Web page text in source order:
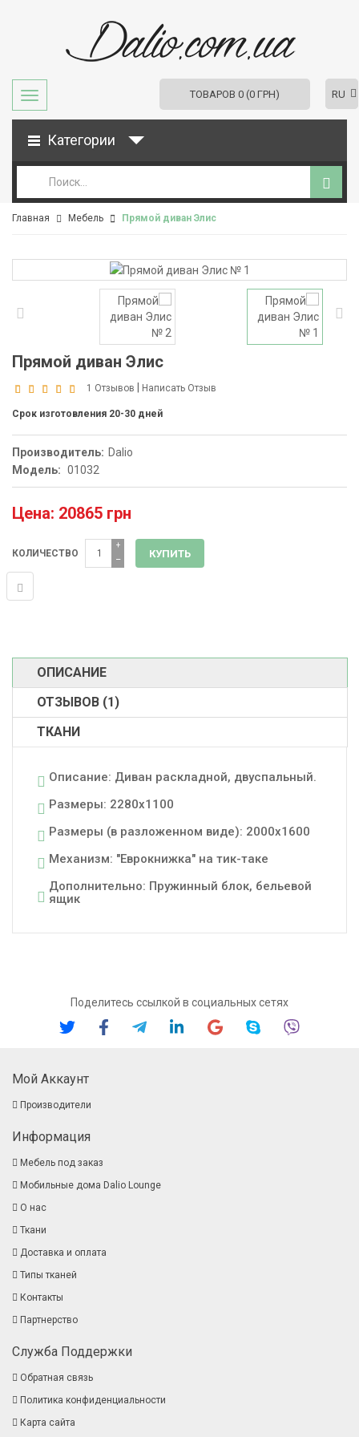
ТОВАРОВ 0 (0 ГРН) RU
Категории
Главная Мебель Прямой диван Элис
Прямой диван Элис
1 Отзывов Написать Отзыв
Срок изготовления 20-30 дней
Производитель: Dalio
Модель: 01032
Цена: 20865 грн
КОЛИЧЕСТВО −
+
ОПИСАНИЕ
ОТЗЫВОВ (1)
ТКАНИ
Описание: Диван раскладной, двуспальный.
Размеры: 2280x1100
Размеры (в разложенном виде): 2000x1600
Механизм: "Еврокнижка" на тик-таке
Дополнительно: Пружинный блок, бельевой
ящик
Поделитесь ссылкой в социальных сетях
Мой Аккаунт
Производители
Информация
Мебель под заказ
Мобильные дома Dalio Lounge
О нас
Ткани
Доставка и оплата
Типы тканей
Контакты
Партнерство
Служба Поддержки
Обратная связь
Политика конфиденциальности
Карта сайта